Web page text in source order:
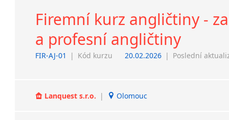
Firemní kurz angličtiny -
a profesní angličtiny
FIR-AJ-01 | Kód kurzu 20.02.2026 | Poslední
Lanquest s.r.o. | Olomouc